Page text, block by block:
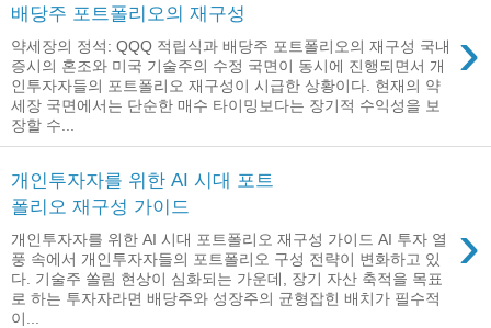
배당주 포트폴리오의 재구성
›
약세장의 정석: QQQ 적립식과 배당주 포트폴리오의 재구성 국내
증시의 혼조와 미국 기술주의 수정 국면이 동시에 진행되면서 개
인투자자들의 포트폴리오 재구성이 시급한 상황이다. 현재의 약
세장 국면에서는 단순한 매수 타이밍보다는 장기적 수익성을 보
장할 수...
개인투자자를 위한 AI 시대 포트
폴리오 재구성 가이드
›
개인투자자를 위한 AI 시대 포트폴리오 재구성 가이드 AI 투자 열
풍 속에서 개인투자자들의 포트폴리오 구성 전략이 변화하고 있
다. 기술주 쏠림 현상이 심화되는 가운데, 장기 자산 축적을 목표
로 하는 투자자라면 배당주와 성장주의 균형잡힌 배치가 필수적
이...